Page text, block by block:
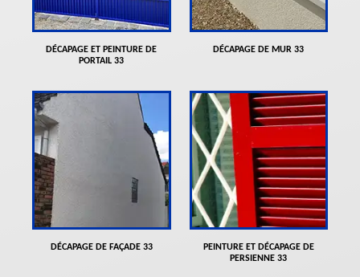
DÉCAPAGE ET PEINTURE DE
PORTAIL 33
DÉCAPAGE DE MUR 33
DÉCAPAGE DE FAÇADE 33
PEINTURE ET DÉCAPAGE DE
PERSIENNE 33